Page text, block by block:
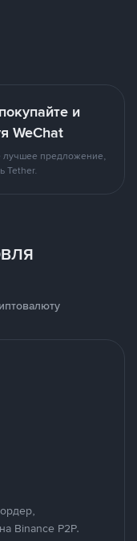
и
WeChat
лучшее предложение,
Tether.
Binance P2P.